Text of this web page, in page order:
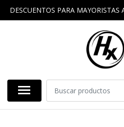
DESCUENTOS PARA